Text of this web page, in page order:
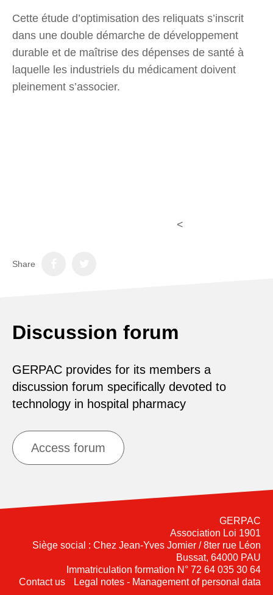
Cette étude d’optimisation des reliquats s’inscrit
dans une double démarche de développement
durable et de maîtrise des dépenses de santé à
laquelle les industriels du médicament doivent
pleinement s’associer.
<
Share
Discussion forum
GERPAC provides for its members a
discussion forum specifically devoted to
technology in hospital pharmacy
Access forum
GERPAC
Association Loi 1901
Siège social : Chez Jean-Yves Jomier / 8ter rue Léon
Bussat, 64000 PAU
Immatriculation formation N° 72 64 035 30 64
Contact us
Legal notes - Management of personal data